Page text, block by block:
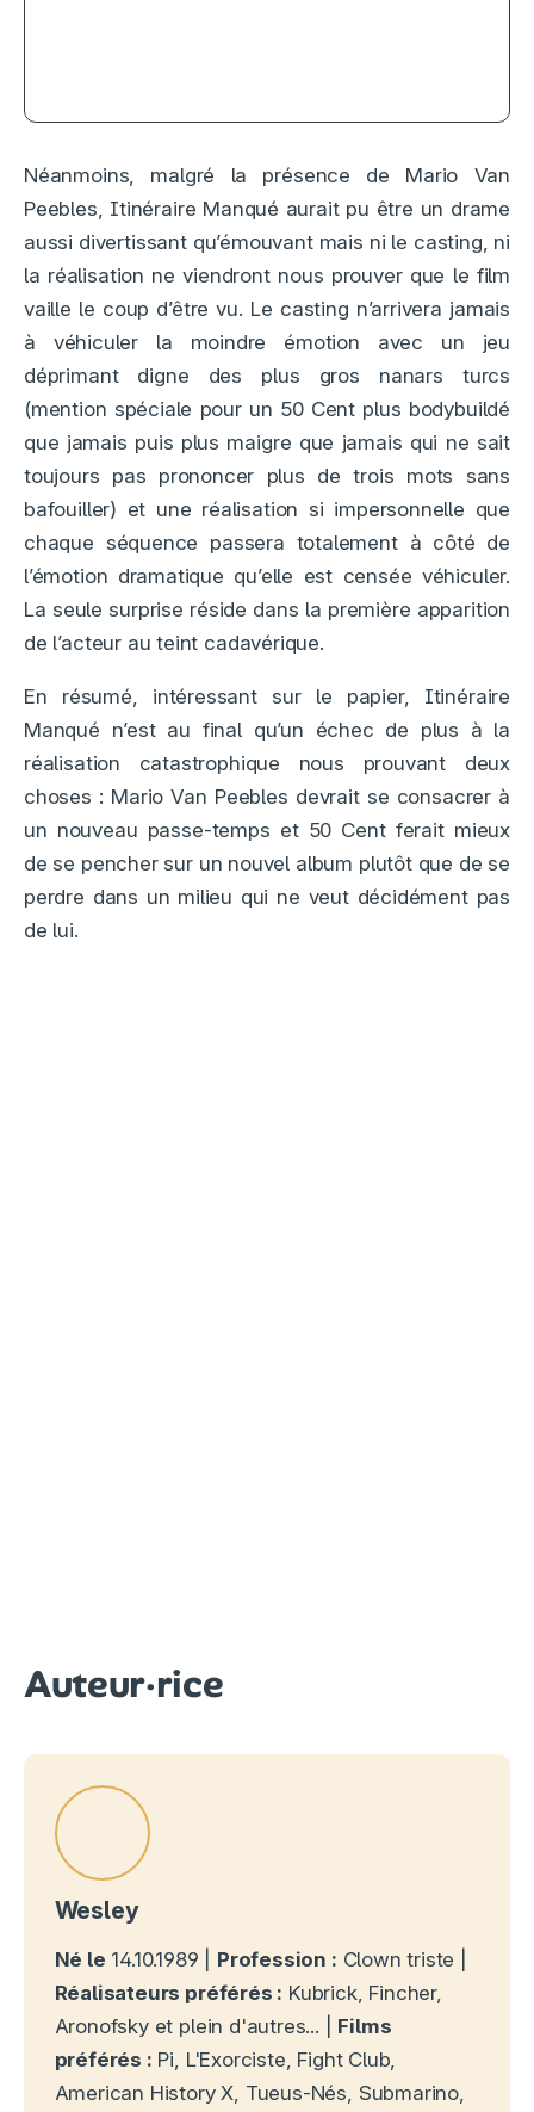
Néanmoins, malgré la présence de Mario Van
Peebles, Itinéraire Manqué aurait pu être un drame
aussi divertissant qu’émouvant mais ni le casting, ni
la réalisation ne viendront nous prouver que le film
vaille le coup d’être vu. Le casting n’arrivera jamais
à véhiculer la moindre émotion avec un jeu
déprimant digne des plus gros nanars turcs
(mention spéciale pour un 50 Cent plus bodybuildé
que jamais puis plus maigre que jamais qui ne sait
toujours pas prononcer plus de trois mots sans
bafouiller) et une réalisation si impersonnelle que
chaque séquence passera totalement à côté de
l’émotion dramatique qu’elle est censée véhiculer.
La seule surprise réside dans la première apparition
de l’acteur au teint cadavérique.
En résumé, intéressant sur le papier, Itinéraire
Manqué n’est au final qu’un échec de plus à la
réalisation catastrophique nous prouvant deux
choses : Mario Van Peebles devrait se consacrer à
un nouveau passe-temps et 50 Cent ferait mieux
de se pencher sur un nouvel album plutôt que de se
perdre dans un milieu qui ne veut décidément pas
de lui.
Auteur·rice
Wesley
Né le 14.10.1989 | Profession : Clown triste |
Réalisateurs préférés : Kubrick, Fincher,
Aronofsky et plein d'autres... | Films
préférés : Pi, L'Exorciste, Fight Club,
American History X, Tueus-Nés, Submarino,